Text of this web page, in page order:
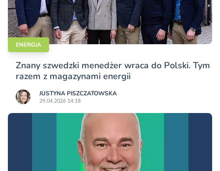
ENERGIA
Znany szwedzki menedżer wraca do Polski. Tym
razem z magazynami energii
JUSTYNA PISZCZATOWSKA
29.04.2026 14:18